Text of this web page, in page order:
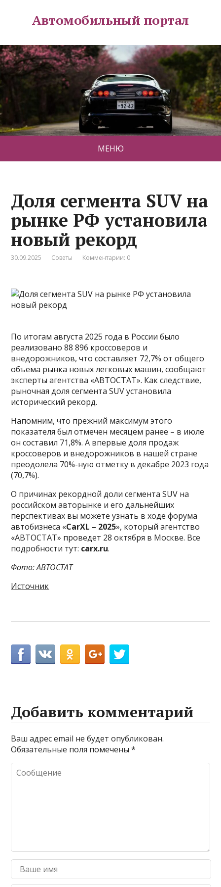
Автомобильный портал
МЕНЮ
Доля сегмента SUV на
рынке РФ установила
новый рекорд
30.09.2025 Советы Комментарии: 0
По итогам августа 2025 года в России было
реализовано 88 896 кроссоверов и
внедорожников, что составляет 72,7% от общего
объема рынка новых легковых машин, сообщают
эксперты агентства «АВТОСТАТ». Как следствие,
рыночная доля сегмента SUV установила
исторический рекорд.
Напомним, что прежний максимум этого
показателя был отмечен месяцем ранее – в июле
он составил 71,8%. А впервые доля продаж
кроссоверов и внедорожников в нашей стране
преодолела 70%-ную отметку в декабре 2023 года
(70,7%).
О причинах рекордной доли сегмента SUV на
российском авторынке и его дальнейших
перспективах вы можете узнать в ходе форума
автобизнеса «CarXL – 2025», который агентство
«АВТОСТАТ» проведет 28 октября в Москве. Все
подробности тут: carx.ru.
Фото: АВТОСТАТ
Источник
Добавить комментарий
Ваш адрес email не будет опубликован.
Обязательные поля помечены*